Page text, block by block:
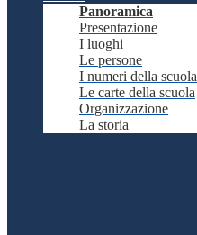
Panoramica
Presentazione
I luoghi
Le persone
I numeri della scuola
Le carte della scuola
Organizzazione
La storia